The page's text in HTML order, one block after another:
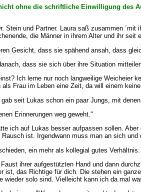
ohne die schriftliche Einwilligung
und Partner. Laura saß zusammen
die Männer in ihrem Alter und ihr
Gesicht, dass sie spähend ansah, dass
dass sie sich über ihre Situation
Ich lerne nur noch langweilige
Frau im Leben eine Zeit, da will einem
seit Lukas schon ein paar Jungs, mit
Erinnerungen weg geweht."
ich auf Lukas besser aufpassen sollen.
ist. Irgendwann muss man an sich
ein mehr als kollegial gutes Verhältnis.
ihrer aufgestützten Hand und dann
das Richtige für dich. Die stehen ein
wieder solo sind. Vielleicht kann ich da mal